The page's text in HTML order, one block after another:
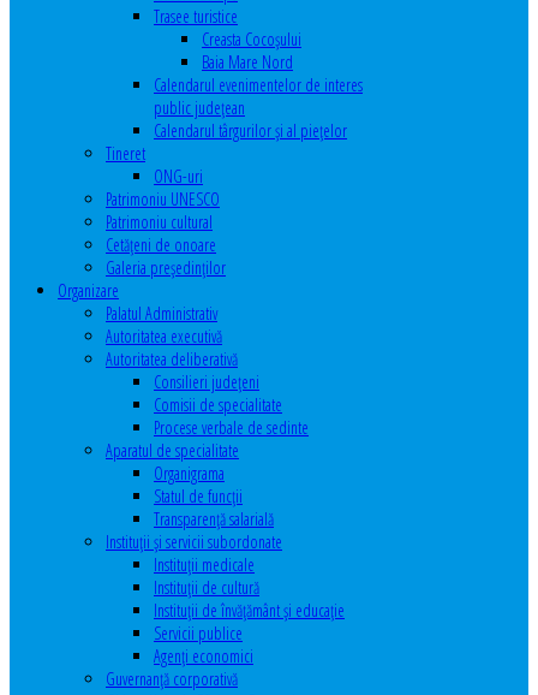
Trasee turistice
Creasta Cocoșului
Baia Mare Nord
Calendarul evenimentelor de interes
public judeţean
Calendarul târgurilor şi al pieţelor
Tineret
ONG-uri
Patrimoniu UNESCO
Patrimoniu cultural
Cetăţeni de onoare
Galeria președinților
Organizare
Palatul Administrativ
Autoritatea executivă
Autoritatea deliberativă
Consilieri judeţeni
Comisii de specialitate
Procese verbale de sedinte
Aparatul de specialitate
Organigrama
Statul de funcții
Transparență salarială
Instituţii şi servicii subordonate
Instituţii medicale
Instituţii de cultură
Instituţii de învăţământ şi educaţie
Servicii publice
Agenţi economici
Guvernanță corporativă